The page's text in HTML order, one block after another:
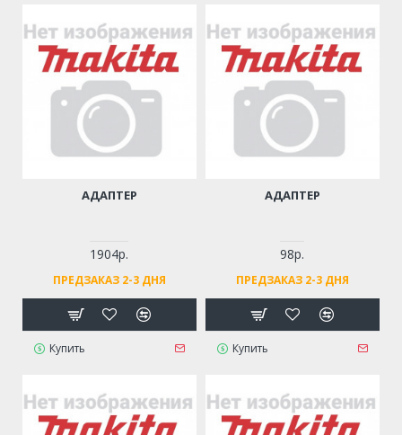
АДАПТЕР
1904р.
ПРЕДЗАКАЗ 2-3 ДНЯ
Купить
АДАПТЕР
98р.
ПРЕДЗАКАЗ 2-3 ДНЯ
Купить